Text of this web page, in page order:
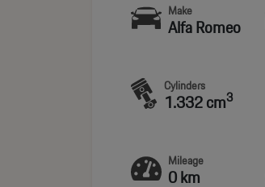
Make
Alfa Romeo
Cylinders
1.332 cm3
Mileage
0 km